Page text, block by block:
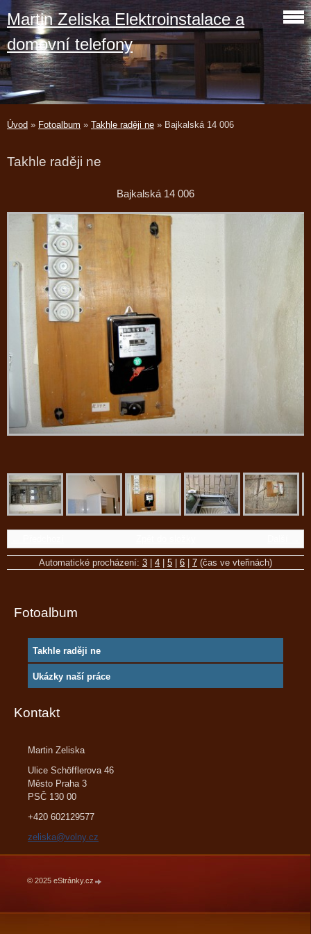
Martin Zeliska Elektroinstalace a
domovní telefony
Úvod » Fotoalbum » Takhle raději ne » Bajkalská 14 006
Takhle raději ne
Bajkalská 14 006
Automatické procházení: 3 4 5 6 7 (čas ve vteřinách)
Fotoalbum
Takhle raději ne
Ukázky naší práce
Kontakt
Martin Zeliska
Ulice Schöfflerova 46
Město Praha 3
PSČ 130 00
+420 602129577
zeliska@volny.cz
© 2025 eStránky.cz